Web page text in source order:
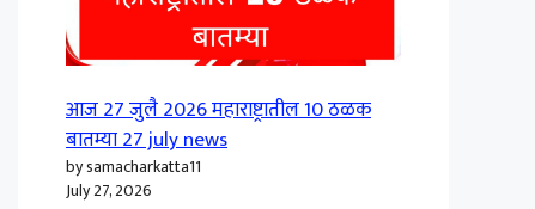
आज 27 जुलै 2026 महाराष्ट्रातील 10 ठळक
बातम्या 27 july news
by samacharkatta11
July 27, 2026